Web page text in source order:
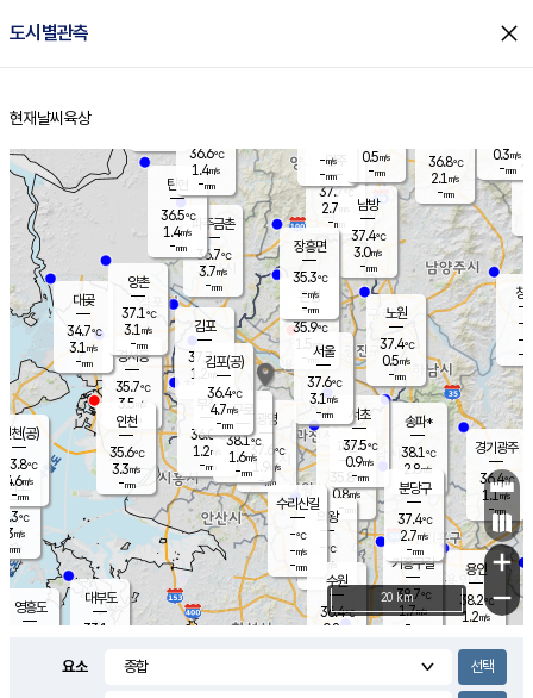
도시별관측 close
홈
현재날씨 육상
의도
℃
m/s
mm
영흥도
양주
37.7℃
2.7
-mm
과천
35.8℃
0.8m/s
- mm
용인
38.2℃
1.2m/s
경기광주
36.4℃
1.1m/s
-mm
대부도
33.1
경서동
35.7℃
3.5 m/s
-mm
파주금촌
36.7℃
3.7m/s
-mm
36.8℃
2.1 m/s
-mm
대곶
34.7℃
3.1 m/s
-mm
창
-
-m/
-
탄현
36.5℃
1.4m/s
-mm
0.3m/s
-mm
의왕
- ℃
m/s
mm
김포
37.7℃
1.2 m/s
mm
광명
37.6 ℃
1.9 m/s
-mm
부천
36.0℃
1.2m/s
-mm
양촌
37.1℃
3.1 m/s
-mm
구로
38.1℃
1.6m/s
-mm
은평
35.9℃
1.5 m/s
- mm
노원
37.4℃
0.5m/s
-mm
송파*
38.1℃
2.8m/s
-mm
서초
37.5℃
0.9m/s
-mm
남방
37.4℃
3.0m/s
-mm
기흥구갈
38.7℃
1.7m/s
-
수리산길
-℃
-m/s
-mm
분당구
37.4℃
2.7m/s
-mm
장흥면
35.3℃
-m/s
-mm
-m/s
-mm
인천(공)
33.8℃
4.6m/s
-mm
김포(공)
36.4℃
4.7m/s
-mm
수원
36.4℃
0.8 m/s
인천
35.6℃
3.3m/s
-mm
서울
37.6℃
3.1 m/s
-mm
36.6℃
1.4m/s
-mm
0.5m/s
-mm
+
−
20 km
요소